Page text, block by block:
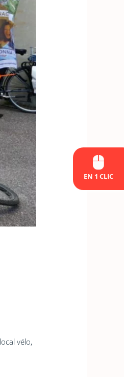
EN 1 CLIC
vélo,